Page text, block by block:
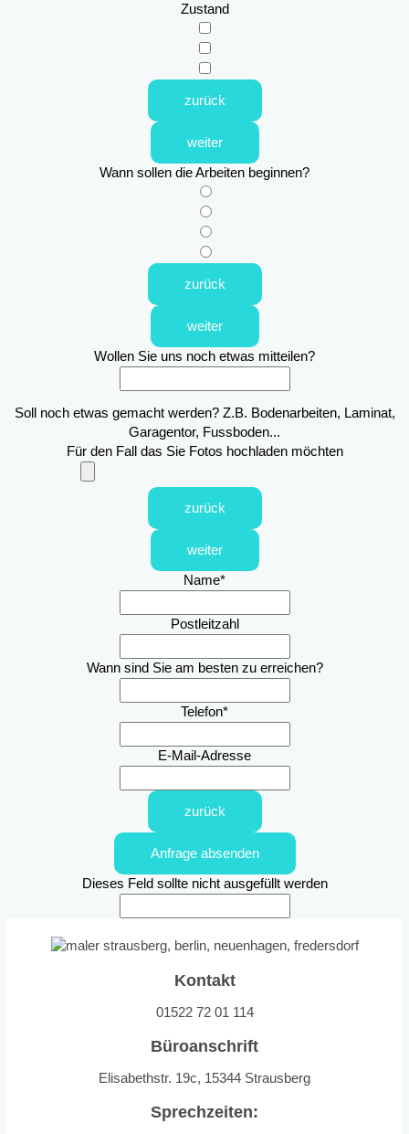
Zustand
zurück
weiter
Wann sollen die Arbeiten beginnen?
zurück
weiter
Wollen Sie uns noch etwas mitteilen?
Soll noch etwas gemacht werden? Z.B. Bodenarbeiten, Laminat,
Garagentor, Fussboden...
Für den Fall das Sie Fotos hochladen möchten
zurück
weiter
Name*
Postleitzahl
Wann sind Sie am besten zu erreichen?
Telefon*
E-Mail-Adresse
zurück
Anfrage absenden
Dieses Feld sollte nicht ausgefüllt werden
Kontakt
01522 72 01 114
Büroanschrift
Elisabethstr. 19c, 15344 Strausberg
Sprechzeiten: